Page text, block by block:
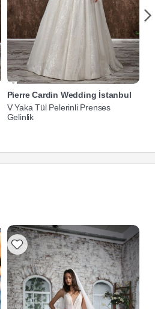
Pierre Cardin Wedding İstanbul
V Yaka Tül Pelerinli Prenses
Gelinlik